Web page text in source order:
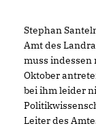
Stephan
Amt des
muss indessen
Oktober
bei ihm leider
Leiter des